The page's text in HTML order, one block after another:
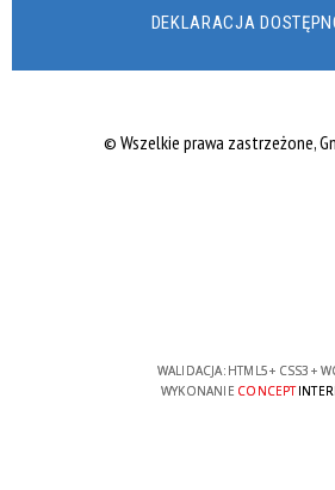
DEKLARACJA
© Wszelkie prawa zastrzeżone,
WALIDACJA: HTML5+ CSS3 +
WYKONANIE CONCEPT